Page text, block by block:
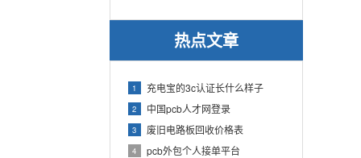
热点文章
1 充电宝的3c认证长什么样子
2 中国pcb人才网登录
3 废旧电路板回收价格表
4 pcb外包个人接单平台